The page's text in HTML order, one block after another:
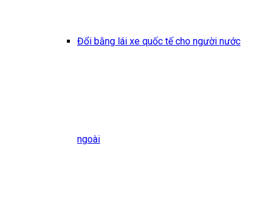
Đổi bằng lái xe quốc tế cho người nước
ngoài